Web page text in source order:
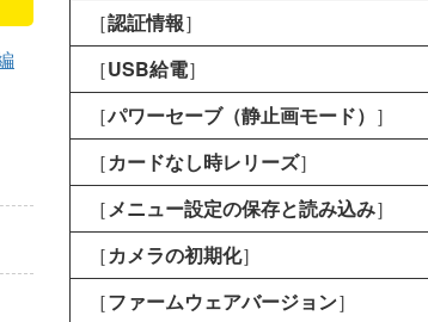
［認証情報］
［USB給電］
［パワーセーブ（静止画モード） ］
［カードなし時レリーズ］
［メニュー設定の保存と読み込み］
［カメラの初期化］
［ファームウェアバージョン］